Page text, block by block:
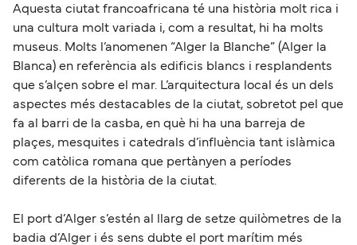
Aquesta ciutat francoafricana té una història molt rica i
una cultura molt variada i, com a resultat, hi ha molts
museus. Molts l’anomenen “Alger la Blanche” (Alger la
Blanca) en referència als edificis blancs i resplandents
que s’alçen sobre el mar. L’arquitectura local és un dels
aspectes més destacables de la ciutat, sobretot pel que
fa al barri de la casba, en què hi ha una barreja de
plaçes, mesquites i catedrals d’influència tant islàmica
com catòlica romana que pertànyen a períodes
diferents de la història de la ciutat.
El port d’Alger s’estén al llarg de setze quilòmetres de la
badia d’Alger i és sens dubte el port marítim més